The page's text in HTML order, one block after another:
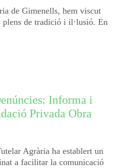
de Gimenells, hem viscut
plens de tradició i il·lusió. En
Informa i
Privada Obra
Agrària ha establert un
a facilitar la comunicació